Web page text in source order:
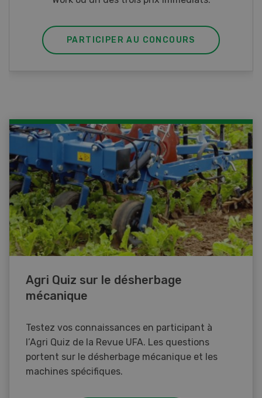
PARTICIPER AU CONCOURS
Agri Quiz sur le désherbage
mécanique
Testez vos connaissances en participant à
l’Agri Quiz de la Revue UFA. Les questions
portent sur le désherbage mécanique et les
machines spécifiques.